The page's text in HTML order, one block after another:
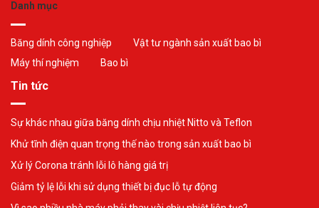
Danh mục
Băng dính công nghiệp
Vật tư ngành sản xuất bao bì
Máy thí nghiệm
Bao bì
Tin tức
Sự khác nhau giữa băng dính chịu nhiệt Nitto và Teflon
Khử tĩnh điện quan trọng thế nào trong sản xuất bao bì
Xử lý Corona tránh lỗi lô hàng giá trị
Giảm tỷ lệ lỗi khi sử dụng thiết bị đục lỗ tự động